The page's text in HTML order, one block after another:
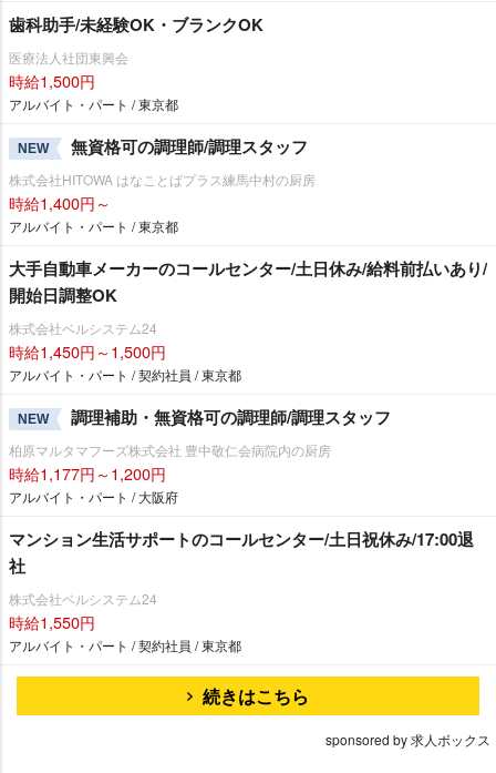
歯科助手/未経験OK・ブランクOK
医療法人社団東興会
時給1,500円
アルバイト・パート / 東京都
NEW 無資格可の調理師/調理スタッフ
株式会社HITOWA はなことばプラス練馬中村の厨房
時給1,400円～
アルバイト・パート / 東京都
大手自動車メーカーのコールセンター/土日休み/給料前払いあり/
開始日調整OK
株式会社ベルシステム24
時給1,450円～1,500円
アルバイト・パート / 契約社員 / 東京都
NEW 調理補助・無資格可の調理師/調理スタッフ
柏原マルタマフーズ株式会社 豊中敬仁会病院内の厨房
時給1,177円～1,200円
アルバイト・パート / 大阪府
マンション生活サポートのコールセンター/土日祝休み/17:00退
社
株式会社ベルシステム24
時給1,550円
アルバイト・パート / 契約社員 / 東京都
続きはこちら
sponsored by 求人ボックス